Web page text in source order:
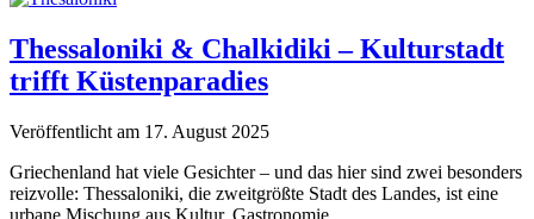
Thessaloniki & Chalkidiki – Kulturstadt
trifft Küstenparadies
Veröffentlicht am 17. August 2025
Griechenland hat viele Gesichter – und das hier sind zwei besonders
reizvolle: Thessaloniki, die zweitgrößte Stadt des Landes, ist eine
urbane Mischung aus Kultur, Gastronomie…